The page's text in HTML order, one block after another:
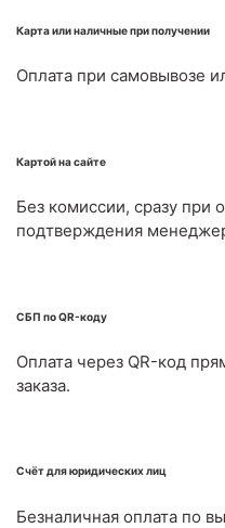
Карта или наличные при получении
Оплата при самовывозе
Картой на сайте
Без комиссии, сразу при
подтверждения
СБП по QR-коду
Оплата через QR-код
заказа.
Счёт для юридических лиц
Безналичная оплата по